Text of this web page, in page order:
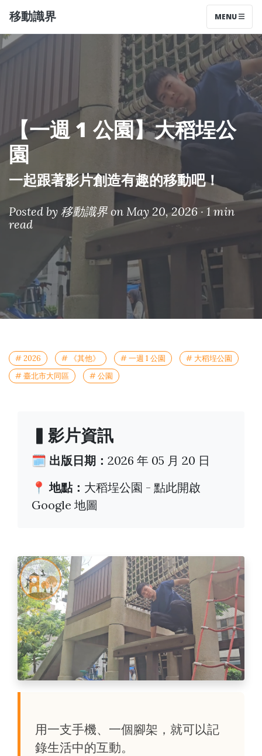
移動識界 MENU
【一週 1 公園】大稻埕公
園
一起跟著影片創造有趣的移動吧！
Posted by 移動識界 on May 20, 2026 · 1 min
read
# 2026 # 《其他》 # 一週 1 公園
# 大稻埕公園
# 臺北市大同區
# 公園
▍影片資訊
🗓️ 出版日期： 2026 年 05 月 20 日
📍 地點： 大稻埕公園 - 點此開啟
Google 地圖
用一支手機、一個腳架，就可以記
錄生活中的互動。